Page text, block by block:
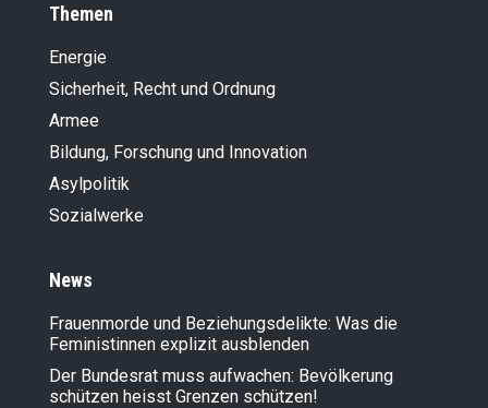
Themen
Energie
Sicherheit, Recht und Ordnung
Armee
Bildung, Forschung und Innovation
Asylpolitik
Sozialwerke
News
Frauenmorde und Beziehungsdelikte: Was die
Feministinnen explizit ausblenden
Der Bundesrat muss aufwachen: Bevölkerung
schützen heisst Grenzen schützen!